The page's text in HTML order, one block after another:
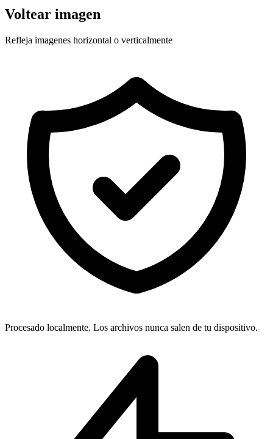
Voltear imagen
Refleja imagenes horizontal o verticalmente
Procesado localmente. Los archivos nunca salen de tu dispositivo.